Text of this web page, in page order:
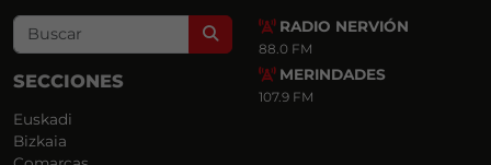
Search
SECCIONES
Euskadi
Bizkaia
RADIO NERVIÓN
88.0 FM
MERINDADES
107.9 FM